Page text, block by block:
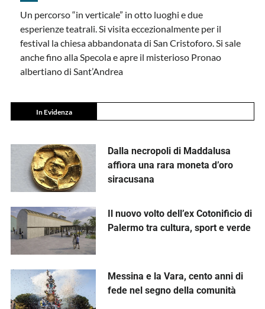
Un percorso “in verticale” in otto luoghi e due
esperienze teatrali. Si visita eccezionalmente per il
festival la chiesa abbandonata di San Cristoforo. Si sale
anche fino alla Specola e apre il misterioso Pronao
albertiano di Sant’Andrea
In Evidenza
Dalla necropoli di Maddalusa
affiora una rara moneta d’oro
siracusana
Il nuovo volto dell’ex Cotonificio di
Palermo tra cultura, sport e verde
Messina e la Vara, cento anni di
fede nel segno della comunità